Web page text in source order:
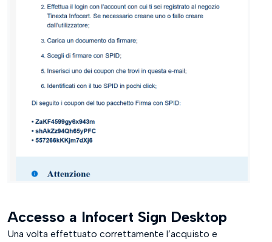
Accesso a Infocert Sign Desktop
Una volta effettuato correttamente l’acquisto e